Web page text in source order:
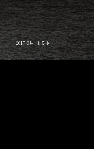
2017 9月|まるき